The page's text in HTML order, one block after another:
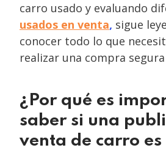
carro usado y evaluando
usados en venta, sigue
conocer todo lo que
realizar una compra
¿Por qué es
saber si una
venta de carro